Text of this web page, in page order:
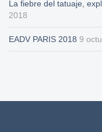
La fiebre del tatuaje,
2018
EADV PARIS 2018 9